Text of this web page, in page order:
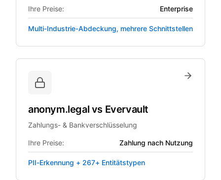
Ihre Preise: Enterprise
Multi-Industrie-Abdeckung, mehrere Schnittstellen
anonym.legal vs Evervault
Zahlungs- & Bankverschlüsselung
Ihre Preise: Zahlung nach Nutzung
PII-Erkennung + 267+ Entitätstypen